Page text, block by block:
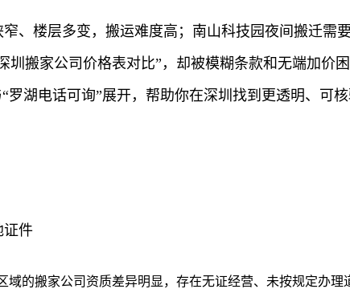
、楼层多变，搬运难度高；南山科技园夜间搬迁
圳搬家公司价格表对比”，却被模糊条款和无端加
罗湖电话可询”展开，帮助你在深圳找到更透明、
证件
域的搬家公司资质差异明显，存在无证经营、未按规定办